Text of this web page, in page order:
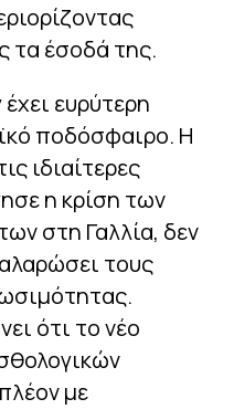
τα έσοδά της.
ευρύτερη
ποδόσφαιρο. Η
ιδιαίτερες
η κρίση των
στη Γαλλία, δεν
τους
ότι το νέο
με